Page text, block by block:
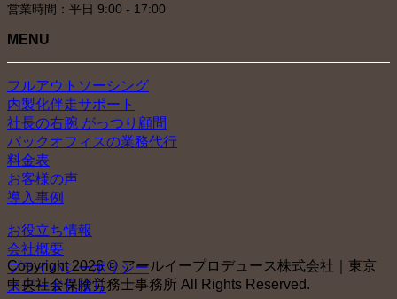
営業時間：平日 9:00 - 17:00
MENU
フルアウトソーシング
内製化伴走サポート
社長の右腕 がっつり顧問
バックオフィスの業務代行
料金表
お客様の声
導入事例
お役立ち情報
会社概要
プライバシーポリシー
スピード見積り
Copyright 2026 © アールイープロデュース株式会社｜東京
中央社会保険労務士事務所 All Rights Reserved.